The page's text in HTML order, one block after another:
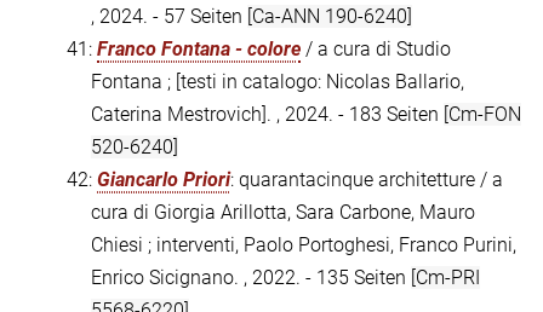
, 2024. - 57 Seiten [Ca-ANN 190-6240]
41: Franco Fontana - colore / a cura di Studio
Fontana ; [testi in catalogo: Nicolas Ballario,
Caterina Mestrovich]. , 2024. - 183 Seiten [Cm-FON
520-6240]
42: Giancarlo Priori: quarantacinque architetture / a
cura di Giorgia Arillotta, Sara Carbone, Mauro
Chiesi ; interventi, Paolo Portoghesi, Franco Purini,
Enrico Sicignano. , 2022. - 135 Seiten [Cm-PRI